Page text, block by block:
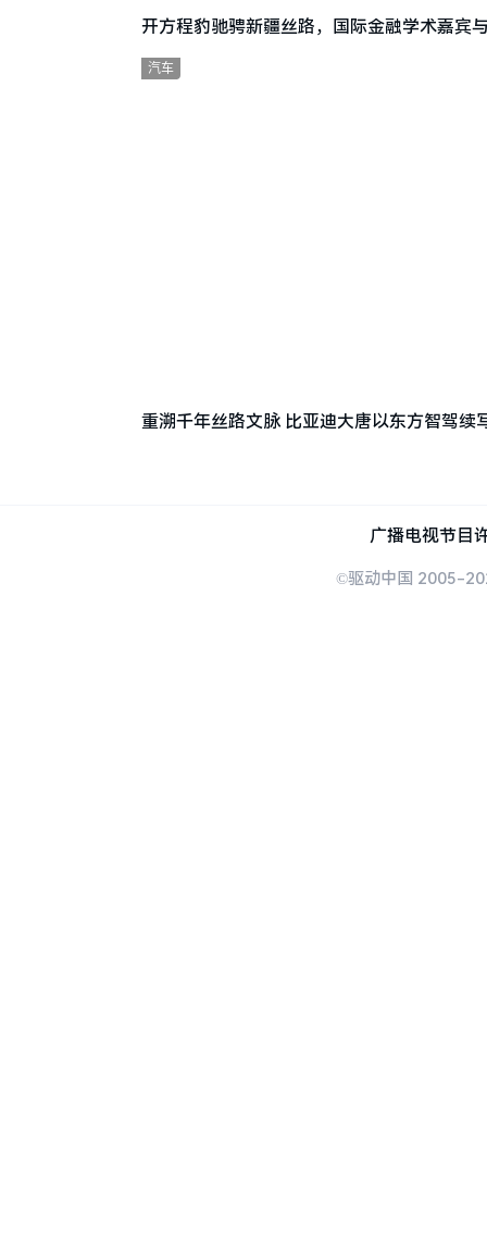
开方程豹驰骋新疆丝路，国际金融学术嘉宾
重溯千年丝路文脉 比亚迪大唐以东方智驾续
汽车
©驱动中国 2005-
广播电视节目